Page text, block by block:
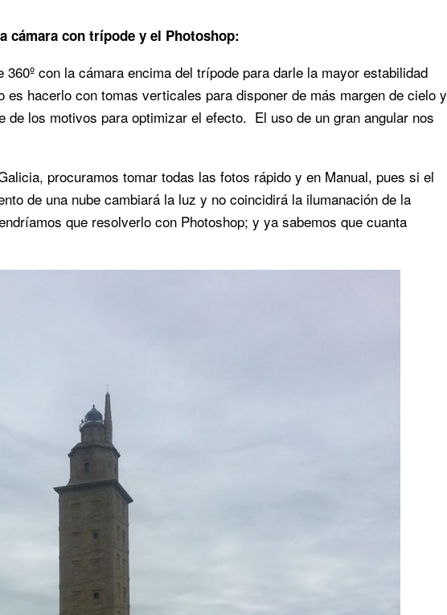
cámara con trípode y el Photoshop:
360º con la cámara encima del trípode para darle la mayor estabilidad
es hacerlo con tomas verticales para disponer de más margen de cielo y
de los motivos para optimizar el efecto. El uso de un gran angular nos
procuramos tomar todas las fotos rápido y en Manual, pues si el
de una nube cambiará la luz y no coincidirá la ilumanación de la
que resolverlo con Photoshop; y ya sabemos que cuanta